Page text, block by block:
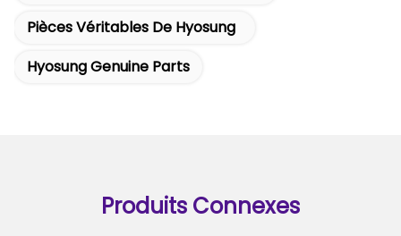
Pièces Véritables De Hyosung
Hyosung Genuine Parts
Produits Connexes